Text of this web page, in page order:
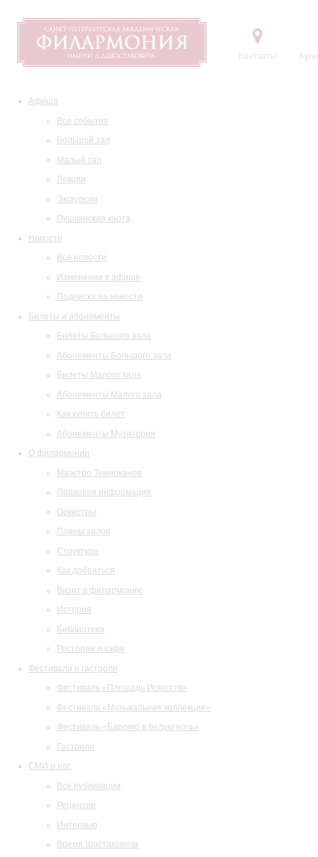
Контакты
Афиша
Все события
Большой зал
Малый зал
Лекции
Экскурсии
Пушкинская карта
Новости
Все новости
Изменения в афише
Подписка на новости
Билеты и абонементы
Билеты Большого зала
Абонементы Большого зала
Билеты Малого зала
Абонементы Малого зала
Как купить билет
Абонементы Музитория
О филармонии
Маэстро Темирканов
Правовая информация
Оркестры
Планы залов
Структура
Как добраться
Визит в филармонию
История
Библиотека
Ресторан и кафе
Фестивали и гастроли
Фестиваль «Площадь Искусств»
Фестиваль «Музыкальная коллекция»
Фестиваль «Барокко в белую ночь»
Гастроли
СМИ о нас
Все публикации
Рецензии
Интервью
Время Шостаковича